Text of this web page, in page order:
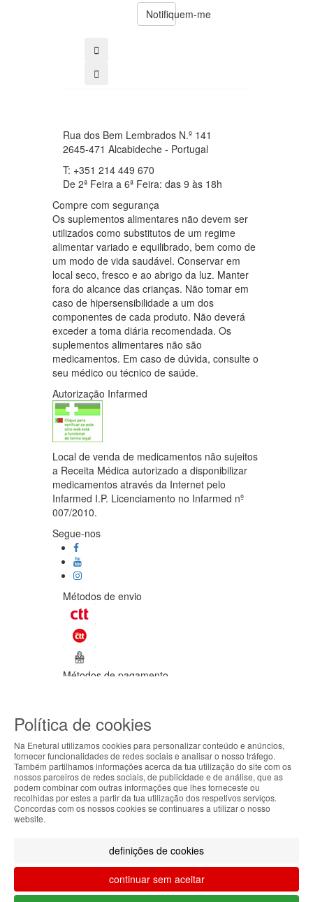
Notifiquem-me
Rua dos Bem Lembrados N.º 141
2645-471 Alcabideche - Portugal
T: +351 214 449 670
De 2ª Feira a 6ª Feira: das 9 às 18h
Compre com segurança
Os suplementos alimentares não devem ser
utilizados como substitutos de um regime
alimentar variado e equilibrado, bem como de
um modo de vida saudável. Conservar em
local seco, fresco e ao abrigo da luz. Manter
fora do alcance das crianças. Não tomar em
caso de hipersensibilidade a um dos
componentes de cada produto. Não deverá
exceder a toma diária recomendada. Os
suplementos alimentares não são
medicamentos. Em caso de dúvida, consulte o
seu médico ou técnico de saúde.
Autorização Infarmed
Local de venda de medicamentos não sujeitos
a Receita Médica autorizado a disponibilizar
medicamentos através da Internet pelo
Infarmed I.P. Licenciamento no Infarmed nº
007/2010.
Segue-nos
Métodos de envio
Métodos de pagamento
Todos os direitos reservados / Salvo
apresentadas são válidas até ao dia 10-
08-2026.
Designed & developed byBsolus
Filtrar por
ABOUT THE COOKIES
Enetural handles information about your visit using
cookies that improve the performance of the
website, facilitate sharing via social networks and
continuing to browse our site, you accept the use of
these cookies. For more information, see our
Privacy and Cookie Policy. You can configure your
preferences in Cookie settings.
Política de cookies
Na Enetural utilizamos cookies para personalizar conteúdo e anúncios,
fornecer funcionalidades de redes sociais e analisar o nosso tráfego.
Também partilhamos informações acerca da tua utilização do site com os
nossos parceiros de redes sociais, de publicidade e de análise, que as
podem combinar com outras informações que lhes forneceste ou
recolhidas por estes a partir da tua utilização dos respetivos serviços.
Concordas com os nossos cookies se continuares a utilizar o nosso
website.
definições de cookies
continuar sem aceitar